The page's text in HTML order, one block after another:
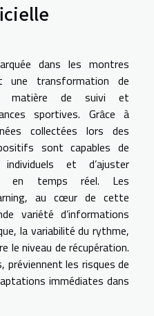
dans les montres
une transformation de
matière de suivi et
sportives. Grâce à
collectées lors des
sont capables de
et d’ajuster
en temps réel. Les
au cœur de cette
variété d’informations
la variabilité du rythme,
le niveau de récupération.
les risques de
immédiates dans